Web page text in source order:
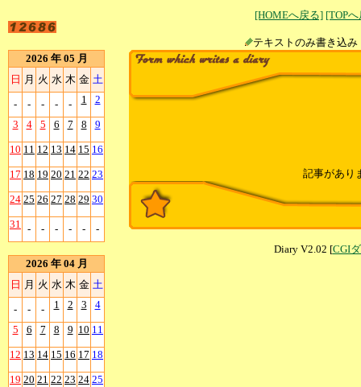
[HOMEへ戻る] [TOP
テキストのみ書
2026 年 05 月
日 月 火 水 木 金 土
- - - - - 1 2
3 4 5 6 7 8 9
10 11 12 13 14 15 16
17 18 19 20 21 22 23
24 25 26 27 28 29 30
31 - - - - - -
2026 年 04 月
日 月 火 水 木 金 土
- - - 1 2 3 4
5 6 7 8 9 10 11
12 13 14 15 16 17 18
19 20 21 22 23 24 25
記事があり
Diary V2.02 [CGI